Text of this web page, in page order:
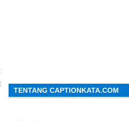
TENTANG CAPTIONKATA.COM